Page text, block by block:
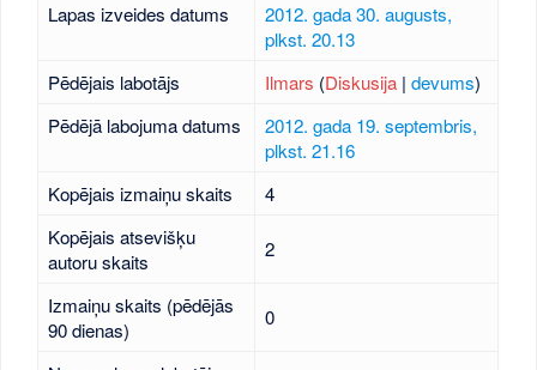
Lapas izveides datums
2012. gada 30. augusts,
plkst. 20.13
Pēdējais labotājs
Ilmars (Diskusija| devums)
Pēdējā labojuma datums
2012. gada 19. septembris,
plkst. 21.16
Kopējais izmaiņu skaits
4
Kopējais atsevišķu
autoru skaits
2
Izmaiņu skaits (pēdējās
90 dienas)
0